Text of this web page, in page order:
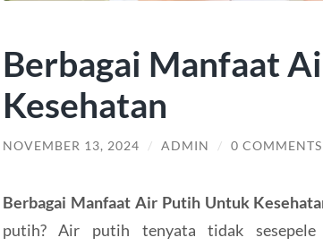
Berbagai Manfaat
Kesehatan
NOVEMBER 13, 2024 / ADMIN / 0 COMMENTS
Berbagai Manfaat Air Putih Untuk
putih? Air putih tenyata tidak